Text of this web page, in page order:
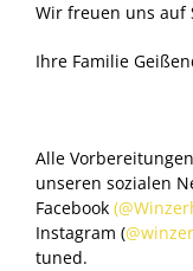
Wir freuen uns auf
Ihre Familie
Alle
unseren sozialen
Facebook
Instagram (
tuned.